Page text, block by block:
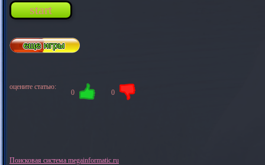
start
оцените статью:
0 0
Поисковая система megainformatic.ru